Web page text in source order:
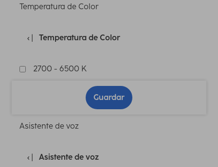
Temperatura de Color
Temperatura de Color
2700 - 6500 K
Guardar
Asistente de voz
Asistente de voz